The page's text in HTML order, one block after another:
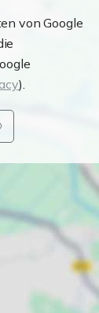
von Google
).